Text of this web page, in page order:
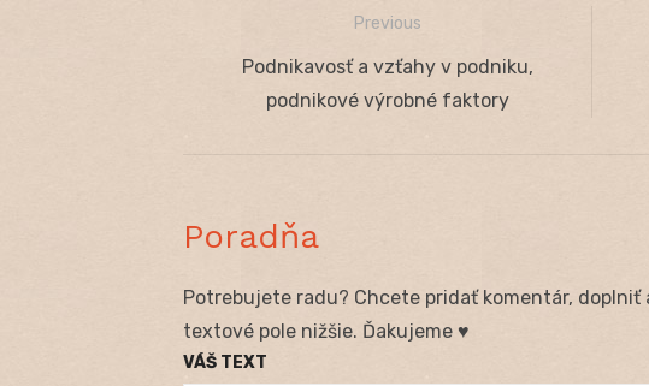
Navigácia
Previous
Previous
post:
Podnikavosť a vzťahy v podniku,
podnikové výrobné faktory
Poradňa
Potrebujete radu? Chcete pridať komentár,
textové pole nižšie. Ďakujeme ♥
VÁŠ TEXT